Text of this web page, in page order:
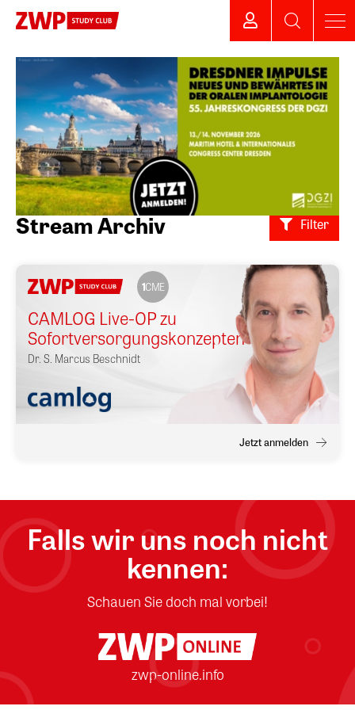
Stream Archiv Filter
1CME
CAMLOG Live-OP zu
Sofortversorgungskonzepten
Dr. S. Marcus Beschnidt
Jetzt anmelden
Falls wir uns noch nicht
kennen:
Schauen Sie doch mal vorbei!
zwp-online.info